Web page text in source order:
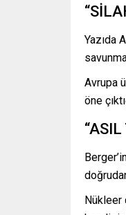
Yazıda
Avrupa
öne
Nükleer